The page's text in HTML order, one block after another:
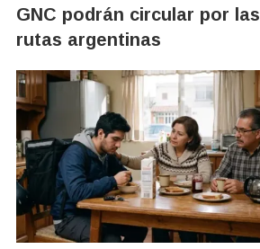
GNC podrán circular por las
rutas argentinas